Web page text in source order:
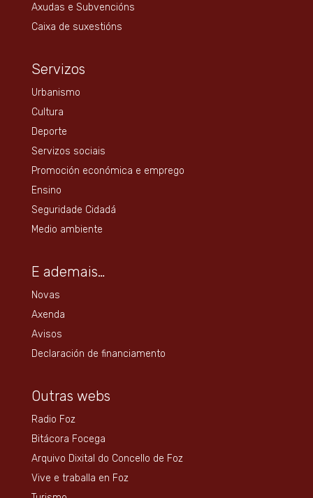
Axudas e Subvencións
Caixa de suxestións
Servizos
Urbanismo
Cultura
Deporte
Servizos sociais
Promoción económica e emprego
Ensino
Seguridade Cidadá
Medio ambiente
E ademais…
Novas
Axenda
Avisos
Declaración de financiamento
Outras webs
Radio Foz
Bitácora Focega
Arquivo Dixital do Concello de Foz
Vive e traballa en Foz